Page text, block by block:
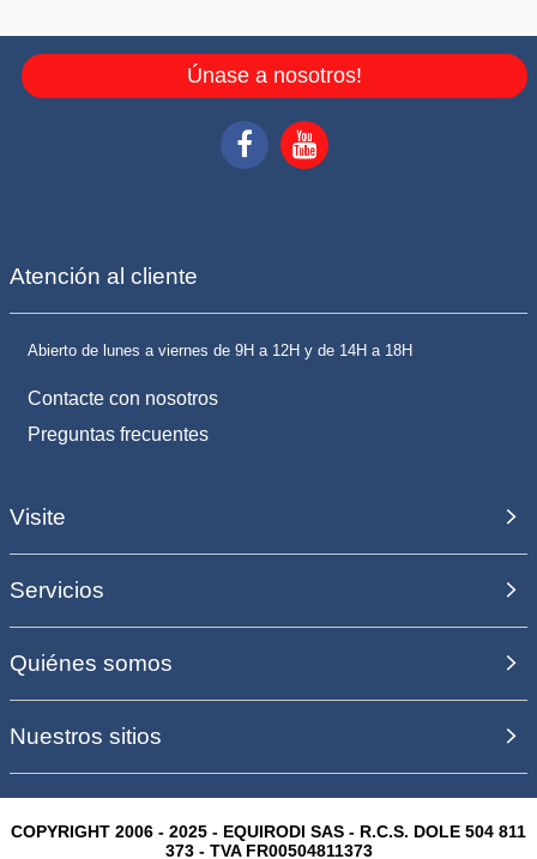
Únase a nosotros!
Atención al cliente
Abierto de lunes a viernes de 9H a 12H y de 14H a 18H
Contacte con nosotros
Preguntas frecuentes
Visite
Servicios
Quiénes somos
Nuestros sitios
COPYRIGHT 2006 - 2025 - EQUIRODI SAS - R.C.S. DOLE 504 811
373 - TVA FR00504811373